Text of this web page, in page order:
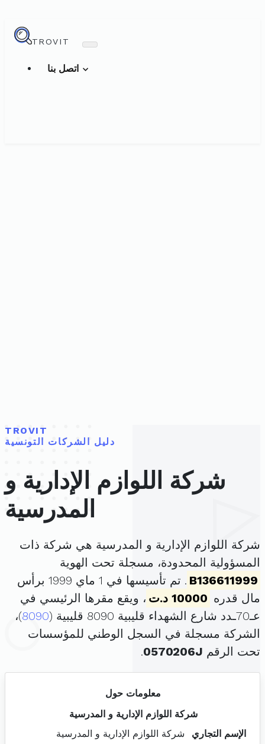
TROVIT
TROVIT
دليل الشركات التونسية
شركة اللوازم الإدارية و
المدرسية
شركة اللوازم الإدارية و المدرسية هي شركة ذات
المسؤولية المحدودة، مسجلة تحت الهوية
B136611999
. تم تأسيسها في 1 ماي 1999 برأس
مال قدره 10000 د.ت
، ويقع مقرها الرئيسي في
عـ70ـدد شارع الشهداء قليبية 8090 قليبية (
8090)،
الشركة مسجلة في السجل الوطني للمؤسسات
تحت الرقم 0570206J
.
معلومات حول
شركة اللوازم الإدارية و المدرسية
الإسم التجاري
شركة اللوازم الإدارية و المدرسية